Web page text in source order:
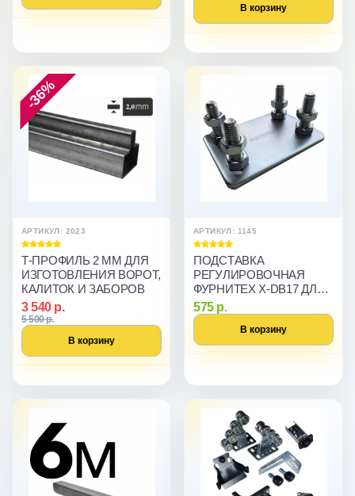
В корзину
-36%
АРТИКУЛ: 2023
Т-ПРОФИЛЬ 2 ММ ДЛЯ
ИЗГОТОВЛЕНИЯ ВОРОТ,
КАЛИТОК И ЗАБОРОВ
3 540 р.
5 500 р.
В корзину
АРТИКУЛ: 1145
ПОДСТАВКА
РЕГУЛИРОВОЧНАЯ
ФУРНИТЕХ X-DB17 ДЛЯ
ОТКАТНЫХ ВОРОТ
575 р.
В корзину